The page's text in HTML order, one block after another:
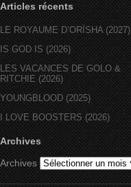
Articles récents
LE ROYAUME D’ORÏSHA (2027)
IS GOD IS (2026)
LES VACANCES DE GOLO &
RITCHIE (2026)
YOUNGBLOOD (2025)
I LOVE BOOSTERS (2026)
Archives
Archives